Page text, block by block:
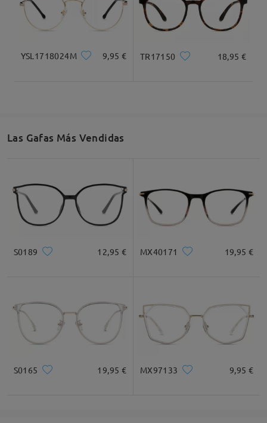
YSL1718024M 9,95 € TR17150 18,95 €
Las Gafas Más Vendidas
S0189 12,95 € MX40171 19,95 €
S0165 19,95 € MX97133 9,95 €